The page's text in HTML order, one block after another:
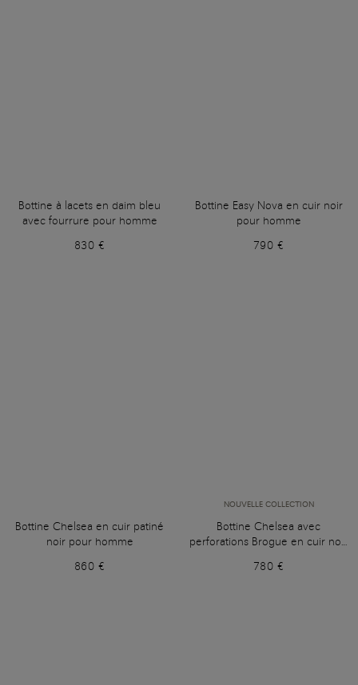
Bottine à lacets en daim bleu
avec fourrure pour homme
830 €
Bottine Easy Nova en cuir noir
pour homme
790 €
Bottine Chelsea en cuir patiné
noir pour homme
860 €
NOUVELLE COLLECTION
Bottine Chelsea avec
perforations Brogue en cuir noir
780 €